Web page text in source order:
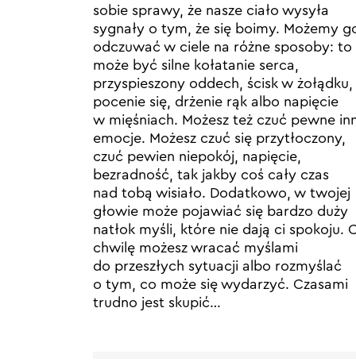
sobie sprawy, że nasze ciało wysyła
sygnały o tym, że się boimy. Możemy
odczuwać w ciele na różne sposoby: to
może być silne kołatanie serca,
przyspieszony oddech, ścisk w żołądku,
pocenie się, drżenie rąk albo napięcie
w mięśniach. Możesz też czuć pewne
emocje. Możesz czuć się przytłoczony,
czuć pewien niepokój, napięcie,
bezradność, tak jakby coś cały czas
nad tobą wisiało. Dodatkowo, w twojej
głowie może pojawiać się bardzo duży
natłok myśli, które nie dają ci spokoju.
chwilę możesz wracać myślami
do przeszłych sytuacji albo rozmyślać
o tym, co może się wydarzyć. Czasami
trudno jest skupić…